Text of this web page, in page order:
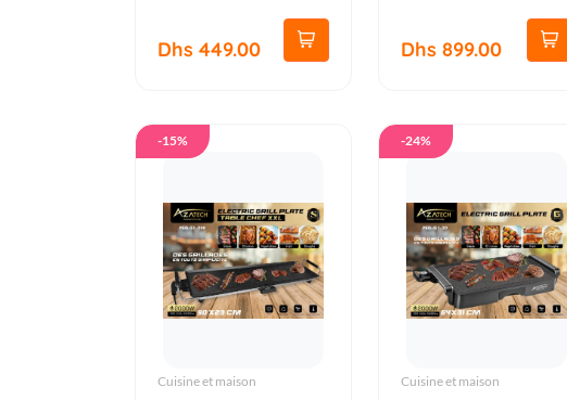
Dhs 449.00 Dhs 899.00
-15%
Cuisine et maison
-24%
Cuisine et maison